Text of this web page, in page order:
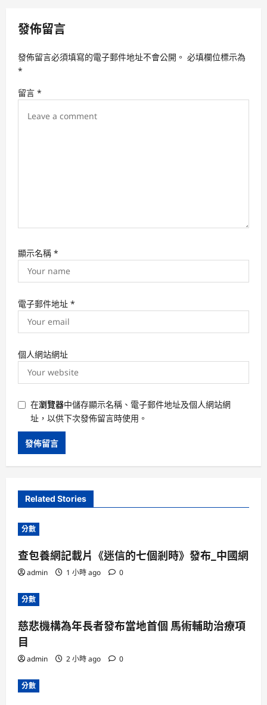
i
a
t
i
發佈留言
發佈留言必須填寫的電子郵件地址不會公開。 必填欄位標示為
*
留言 *
顯示名稱 *
電子郵件地址 *
個人網站網址
在瀏覽器中儲存顯示名稱、電子郵件地址及個人網站網
址，以供下次發佈留言時使用。
Related Stories
分數
查包養網記載片《迷信的七個剎時》發布_中國網
admin 1 小時 ago 0
分數
慈悲機構為年長者發布當地首個 馬術輔助治療項
目
admin 2 小時 ago 0
分數